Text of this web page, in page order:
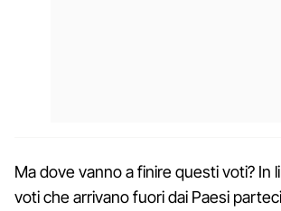
Ma dove vanno a finire questi voti? In
voti che arrivano fuori dai Paesi